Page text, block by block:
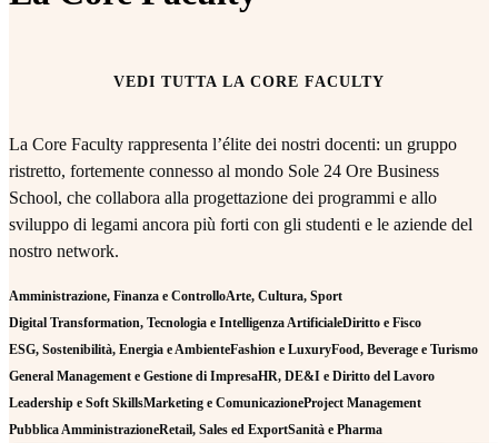
VEDI TUTTA LA CORE FACULTY
La Core Faculty rappresenta l’élite dei nostri docenti: un gruppo
ristretto, fortemente connesso al mondo Sole 24 Ore Business
School, che collabora alla progettazione dei programmi e allo
sviluppo di legami ancora più forti con gli studenti e le aziende del
nostro network.
Amministrazione, Finanza e ControlloArte, Cultura, Sport
Digital Transformation, Tecnologia e Intelligenza ArtificialeDiritto e Fisco
ESG, Sostenibilità, Energia e AmbienteFashion e LuxuryFood, Beverage e Turismo
General Management e Gestione di ImpresaHR, DE&I e Diritto del Lavoro
Leadership e Soft SkillsMarketing e ComunicazioneProject Management
Pubblica AmministrazioneRetail, Sales ed ExportSanità e Pharma